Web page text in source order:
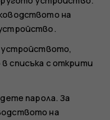
на
устройството,
списъка с открити
парола. За
на